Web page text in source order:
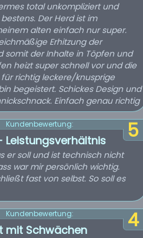
total unkompliziert und
Der Herd ist im
alten einfach nur super.
Erhitzung der
somit der Inhalte in Töpfen und
heizt super schnell vor und die
richtig leckere/knusprige
begeistert. Schickes Design und
Einfach genau richtig
5
Kundenbewertung:
Leistungsverhältnis
er soll und ist technisch nicht
war mir persönlich wichtig.
fast von selbst. So soll es
4
Kundenbewertung:
mit Schwächen